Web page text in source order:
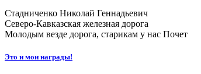
Стадниченко Николай Геннадьевич
Северо-Кавказская железная дорога
Молодым везде дорога, старикам у нас Почет
Это и мои награды!